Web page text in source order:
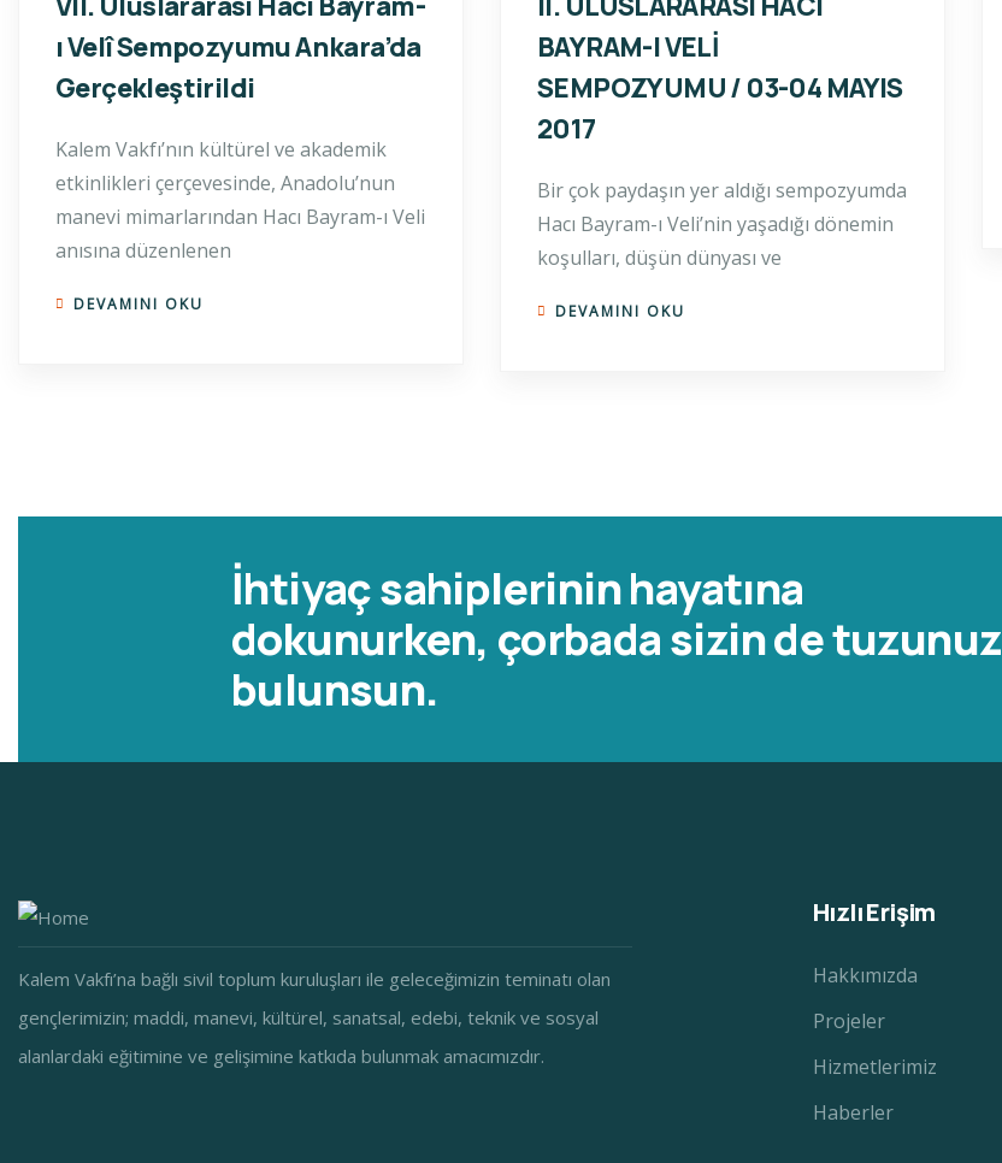
ı Velî Sempozyumu Ankara’da
Gerçekleştirildi
Kalem Vakfı’nın kültürel ve akademik
etkinlikleri çerçevesinde, Anadolu’nun
manevi mimarlarından Hacı Bayram-ı Veli
anısına düzenlenen
DEVAMINI OKU
BAYRAM-I VELİ
SEMPOZYUMU / 03-04 MAYIS
2017
Bir çok paydaşın yer aldığı sempozyumda
Hacı Bayram-ı Veli’nin yaşadığı dönemin
koşulları, düşün dünyası ve
DEVAMINI OKU
İhtiyaç sahiplerinin hayatına
dokunurken, çorbada sizin de tuzunuz
bulunsun.
Kalem Vakfı’na bağlı sivil toplum kuruluşları ile geleceğimizin teminatı olan
gençlerimizin; maddi, manevi, kültürel, sanatsal, edebi, teknik ve sosyal
alanlardaki eğitimine ve gelişimine katkıda bulunmak amacımızdır.
Hızlı Erişim
Hakkımızda
Projeler
Hizmetlerimiz
Haberler